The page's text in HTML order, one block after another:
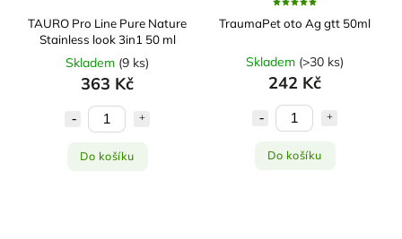
TAURO Pro Line Pure Nature
Stainless look 3in1 50 ml
Skladem (9 ks)
363 Kč
Do košíku
TraumaPet oto Ag gtt 50ml
Skladem (>30 ks)
242 Kč
Do košíku